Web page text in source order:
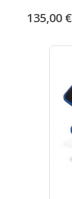
135,00 €